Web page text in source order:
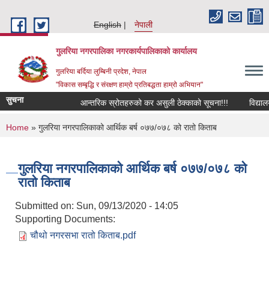
English
नेपाली
गुलरिया नगरपालिका नगरकार्यपालिकाको कार्यालय
गुलरिया बर्दिया लुम्बिनी प्रदेश, नेपाल
"विकास सम्बृद्धि र संरक्षण हाम्रो प्रतिबद्धता हाम्रो अभियान"
सुचना आन्तरिक स्रोतहरुको कर असुली ठेक्काको सूचना!!!
You are here
Home » गुलरिया नगरपालिकाको आर्थिक बर्ष ०७७/०७८ को रातो किताब
गुलरिया नगरपालिकाको आर्थिक बर्ष ०७७/०७८ को
रातो किताब
Submitted on: Sun, 09/13/2020 - 14:05
Supporting Documents:
चौथो नगरसभा रातो किताब.pdf